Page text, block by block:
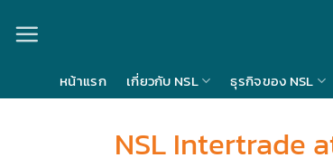
หน้าแรก เกี่ยวกับ NSL ธุรกิจของ NSL
NSL Intertrade